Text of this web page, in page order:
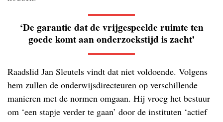
‘De garantie dat de vrijgespeelde ruimte ten
goede komt aan onderzoekstijd is zacht’
Raadslid Jan Sleutels vindt dat niet voldoende. Volgens
hem zullen de onderwijsdirecteuren op verschillende
manieren met de normen omgaan. Hij vroeg het bestuur
om ‘een stapje verder te gaan’ door de instituten ‘actief